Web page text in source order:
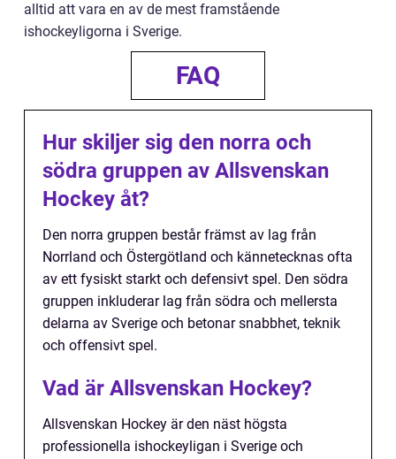
alltid att vara en av de mest framstående
ishockeyligorna i Sverige.
FAQ
Hur skiljer sig den norra och
södra gruppen av Allsvenskan
Hockey åt?
Den norra gruppen består främst av lag från
Norrland och Östergötland och kännetecknas ofta
av ett fysiskt starkt och defensivt spel. Den södra
gruppen inkluderar lag från södra och mellersta
delarna av Sverige och betonar snabbhet, teknik
och offensivt spel.
Vad är Allsvenskan Hockey?
Allsvenskan Hockey är den näst högsta
professionella ishockeyligan i Sverige och